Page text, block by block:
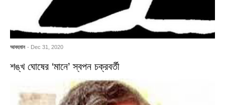
আবহমান - Dec 31, 2020
শঙ্খ ঘোষের ‘মানে’ স্বপন চক্রবর্তী